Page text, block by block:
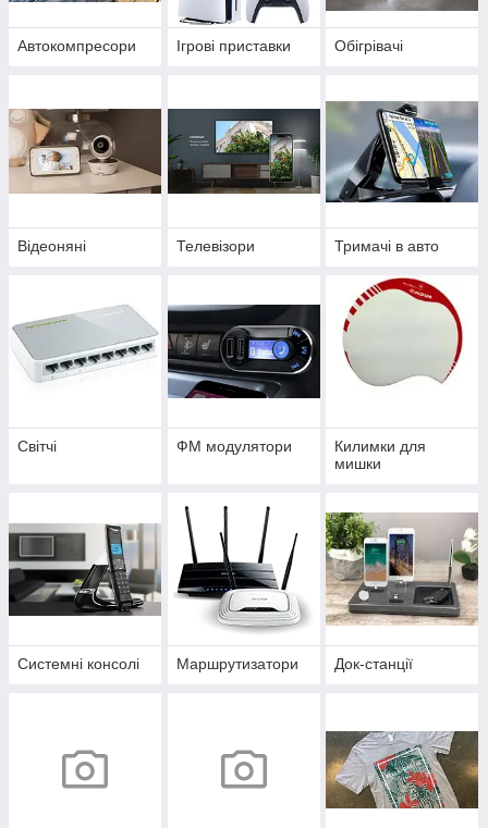
Автокомпресори Ігрові приставки Обігрівачі
Відеоняні Телевізори Тримачі в авто
Світчі ФМ модулятори
Килимки для
мишки
Системні консолі Маршрутизатори Док-станції